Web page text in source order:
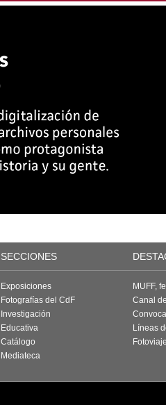
SECCIONES
Exposiciones
Fotografías del CdF
Investigación
Educativa
Catálogo
Mediateca
MUFF,
Canal
Líneas